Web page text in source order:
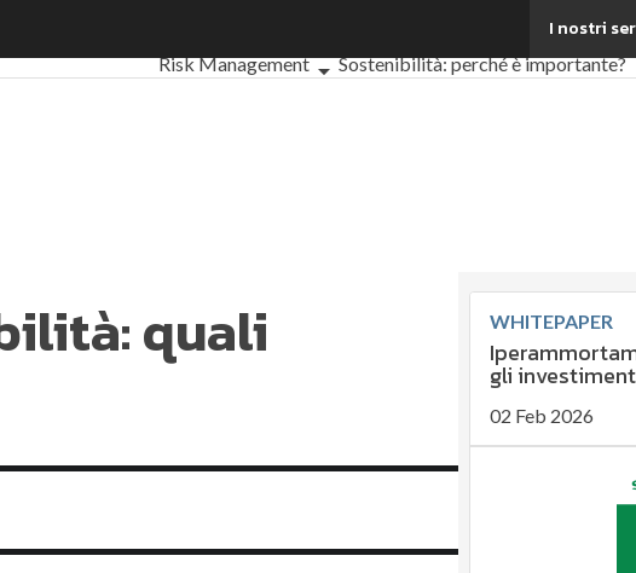
I nostri
EnergyUP
Risk Management
Sostenibilità: perché è importante?
quali
WHITEPAPER
gli
02 Feb 2026